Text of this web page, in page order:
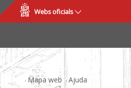
Webs oficials
Mapa web Ajuda